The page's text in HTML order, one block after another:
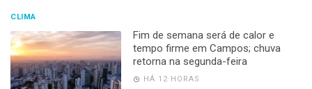
CLIMA
Fim de semana será de calor e
tempo firme em Campos; chuva
retorna na segunda-feira
HÁ 12 HORAS